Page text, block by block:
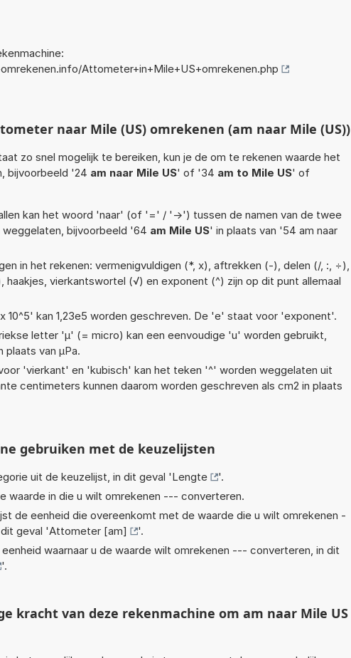
Attometer+in+Mile+US+omrekenen.php
naar Mile (US) omrekenen (am naar Mile (US))
zo snel mogelijk te bereiken, kun je de om te rekenen waarde het
bijvoorbeeld '24 am naar Mile US' of '34 am to Mile US' of
kan het woord 'naar' (of '=' / '->') tussen de namen van de twee
bijvoorbeeld '64 am Mile US' in plaats van '54 am naar
in het rekenen: vermenigvuldigen (*, x), aftrekken (-), delen (/, :, ÷),
haakjes, vierkantswortel (√) en exponent (^) zijn op dit punt allemaal
10^5' kan 1,23e5 worden geschreven. De 'e' staat voor 'exponent'.
letter 'µ' (= micro) kan een eenvoudige 'u' worden gebruikt,
plaats van µPa.
'vierkant' en 'kubisch' kan het teken '^' worden weggelaten uit
centimeters kunnen daarom worden geschreven als cm2 in plaats
gebruiken met de keuzelijsten
uit de keuzelijst, in dit geval 'Lengte
'.
waarde in die u wilt omrekenen --- converteren.
de eenheid die overeenkomt met de waarde die u wilt omrekenen -
geval 'Attometer [am]
'.
waarnaar u de waarde wilt omrekenen --- converteren, in dit
'.
kracht van deze rekenmachine om am naar Mile US